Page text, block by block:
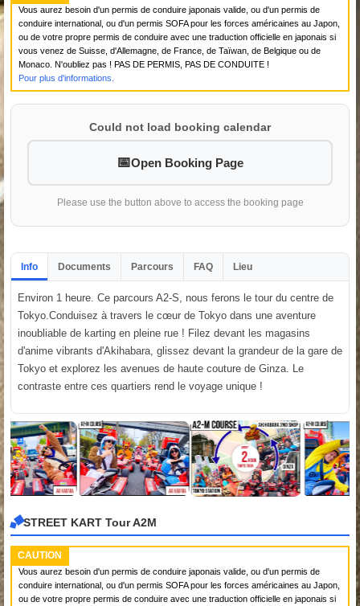
Vous aurez besoin d'un permis de conduire japonais valide, ou d'un permis de
conduire international, ou d'un permis SOFA pour les forces américaines au Japon,
ou de votre propre permis de conduire avec une traduction officielle en japonais si
vous venez de Suisse, d'Allemagne, de France, de Taïwan, de Belgique ou de
Monaco. N'oubliez pas ! PAS DE PERMIS, PAS DE CONDUITE !
Pour plus d'informations.
Could not load booking calendar
Open Booking Page
Please use the button above to access the booking page
Info Documents Parcours FAQ Lieu
Environ 1 heure. Ce parcours A2-S, nous ferons le tour du centre de
Tokyo.Conduisez à travers le cœur de Tokyo dans une aventure
inoubliable de karting en pleine rue ! Filez devant les magasins
d'anime vibrants d'Akihabara, glissez devant la grandeur de la gare de
Tokyo et explorez les avenues de haute couture de Ginza. Le
contraste entre ces quartiers rend le voyage unique !
STREET KART Tour A2M
CAUTION
Vous aurez besoin d'un permis de conduire japonais valide, ou d'un permis de
conduire international, ou d'un permis SOFA pour les forces américaines au Japon,
ou de votre propre permis de conduire avec une traduction officielle en japonais si